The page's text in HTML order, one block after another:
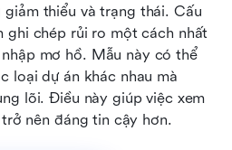
giảm thiểu và trạng thái. Cấu
ghi chép rủi ro một cách nhất
mơ hồ. Mẫu này có thể
loại dự án khác nhau mà
lõi. Điều này giúp việc xem
nên đáng tin cậy hơn.